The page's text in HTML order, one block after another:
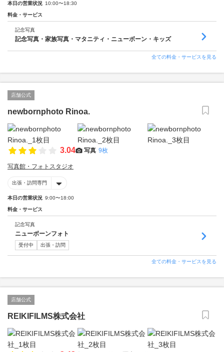
本日の営業状況 10:00〜18:30
料金・サービス
記念写真
記念写真・家族写真・マタニティ・ニューボーン・キッズ
全ての料金・サービスを見る
店舗公式
newbornphoto Rinoa.
3.04 写真 9枚
写真館・フォトスタジオ
出張・訪問専門
本日の営業状況 9:00〜18:00
料金・サービス
記念写真
ニューボーンフォト
受付中 出張・訪問
全ての料金・サービスを見る
店舗公式
REIKIFILMS株式会社